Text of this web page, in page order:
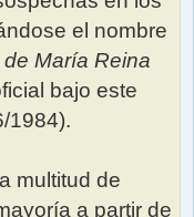
el nombre
María Reina
bajo este
1984).
multitud de
a partir de